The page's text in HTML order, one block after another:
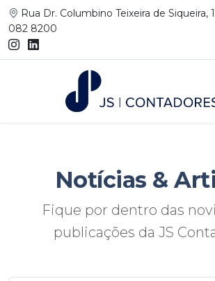
Rua Dr. Columbino Teixeira de Siqueira,
082 8200
Notícias &
Fique por dentro das
publicações da JS